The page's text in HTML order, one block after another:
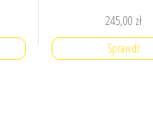
245,00 zł
Sprawdź